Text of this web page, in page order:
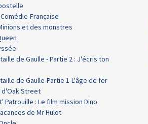
Française
et des monstres
de Gaulle - Partie 2 : J'écris ton
de Gaulle-Partie 1-L'âge de fer
d'Oak Street
Patrouille : Le film mission Dino
de Mr Hulot